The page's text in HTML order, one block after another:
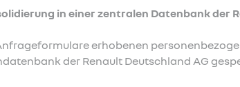
in einer zentralen Datenbank der
erhobenen
der Renault Deutschland AG